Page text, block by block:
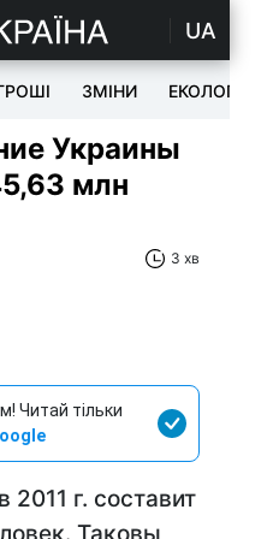
UA
ЗМІНИ ЕКОЛОГІЯ
Украины
млн
3 хв
Читай тільки
г. составит